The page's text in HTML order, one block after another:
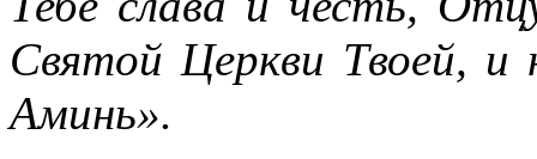
Святой Церкви Твоей, и
Аминь».